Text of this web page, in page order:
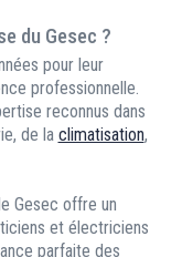
du Gesec ?
pour leur
professionnelle.
reconnus dans
de la climatisation,
Gesec offre un
et électriciens
parfaite des